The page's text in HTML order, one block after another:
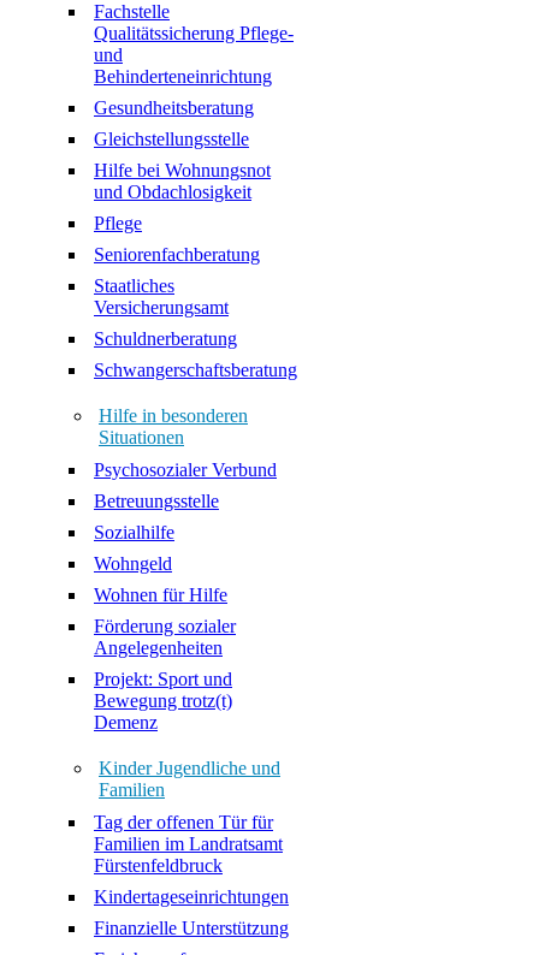
Fachstelle
Qualitätssicherung Pflege-
und
Behinderteneinrichtung
Gesundheitsberatung
Gleichstellungsstelle
Hilfe bei Wohnungsnot
und Obdachlosigkeit
Pflege
Seniorenfachberatung
Staatliches
Versicherungsamt
Schuldnerberatung
Schwangerschaftsberatung
Hilfe in besonderen
Situationen
Psychosozialer Verbund
Betreuungsstelle
Sozialhilfe
Wohngeld
Wohnen für Hilfe
Förderung sozialer
Angelegenheiten
Projekt: Sport und
Bewegung trotz(t)
Demenz
Kinder Jugendliche und
Familien
Tag der offenen Tür für
Familien im Landratsamt
Fürstenfeldbruck
Kindertageseinrichtungen
Finanzielle Unterstützung